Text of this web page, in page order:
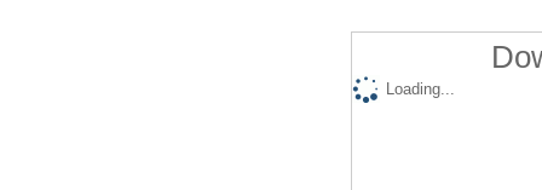
Loading...